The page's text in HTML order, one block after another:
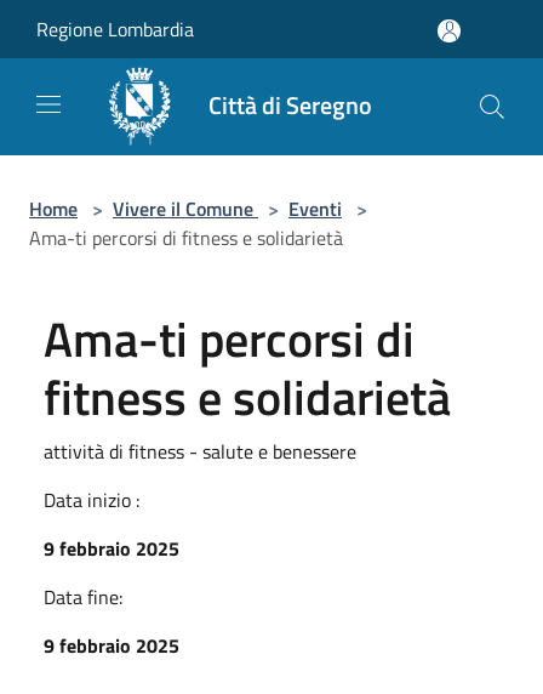
Regione Lombardia
Città di Seregno
Home > Vivere il Comune > Eventi >
Ama-ti percorsi di fitness e solidarietà
Ama-ti percorsi di
fitness e solidarietà
attività di fitness - salute e benessere
Data inizio :
9 febbraio 2025
Data fine:
9 febbraio 2025